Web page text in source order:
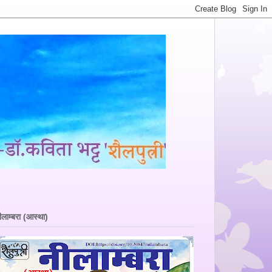
(आस्था)